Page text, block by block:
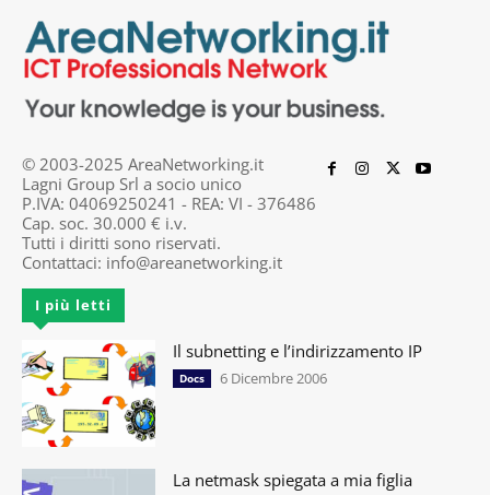
© 2003-2025 AreaNetworking.it
Lagni Group Srl a socio unico
P.IVA: 04069250241 - REA: VI - 376486
Cap. soc. 30.000 € i.v.
Tutti i diritti sono riservati.
Contattaci: info@areanetworking.it
I più letti
Il subnetting e l’indirizzamento IP
Docs 6 Dicembre 2006
La netmask spiegata a mia figlia